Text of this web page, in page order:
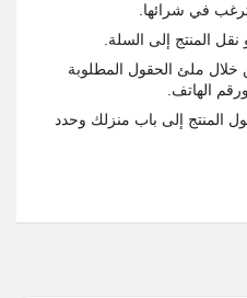
ترغب في شرائها.
المنتج إلى السلة.
خلال ملئ الحقول المطلوبة
الهاتف.
المنتج إلى باب منزلك وحدد